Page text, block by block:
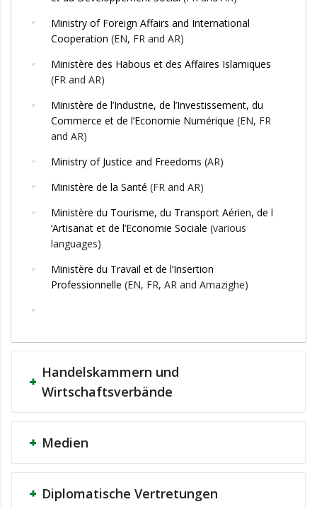
Ministry of Foreign Affairs and International
Cooperation (EN, FR and AR)
Ministère des Habous et des Affaires Islamiques
(FR and AR)
Ministère de l’Industrie, de l’Investissement, du
Commerce et de l’Economie Numérique (EN, FR
and AR)
Ministry of Justice and Freedoms (AR)
Ministère de la Santé (FR and AR)
Ministère du Tourisme, du Transport Aérien, de l
‘Artisanat et de l’Economie Sociale (various
languages)
Ministère du Travail et de l’Insertion
Professionnelle (EN, FR, AR and Amazighe)
Handelskammern und
Wirtschaftsverbände
Medien
Diplomatische Vertretungen